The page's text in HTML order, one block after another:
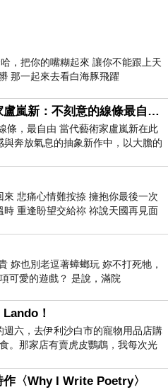
，把你的嘴糊起來 讓你不能跟上天
那一起來去看白海豚飛躍
當代藝術家盧嵐新：不刻意的線條最自由，讓色彩流動、筆觸自己說話
條，最自由 當代藝術家盧嵐新在此
與奔放氣息的抽象新作中，以大膽的
畫布上揮灑、壓印與流淌
來 悲痛心情難按捺 擁抱你最後一次
時 重逢盼望交給祢 祢說天國再見面
他日靈魂再
妳也別老逗著蟑螂玩 妳不打死牠，
可愛的遊戲？ 是說，滿院
！
週六，去伊利沙白市的寵物用品店購
。那家店有賣虎皮鸚鵡，我每次光
。他們偶爾會引進 C
〈Why I Write Poetry〉